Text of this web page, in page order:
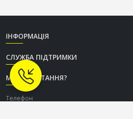
ІНФОРМАЦІЯ
СЛУЖБА ПІДТРИМКИ
МАЄТЕ ПИТАННЯ?
Телефон